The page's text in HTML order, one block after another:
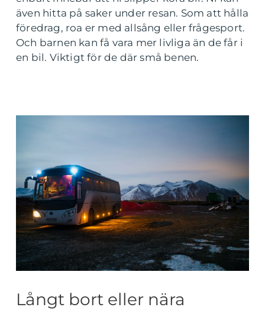
även hitta på saker under resan. Som att hålla
föredrag, roa er med allsång eller frågesport.
Och barnen kan få vara mer livliga än de får i
en bil. Viktigt för de där små benen.
Långt bort eller nära